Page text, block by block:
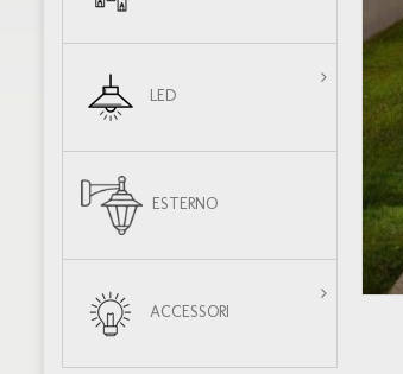
LED
ESTERNO
ACCESSORI